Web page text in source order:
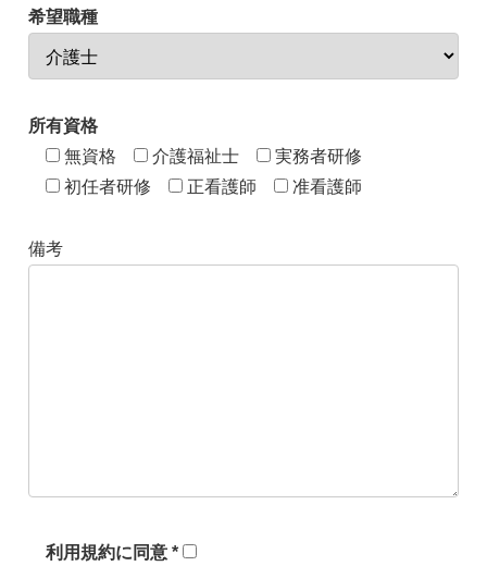
希望職種
所有資格
無資格
介護福祉士
実務者研修
初任者研修
正看護師 准看護師
備考
利用規約に同意 *